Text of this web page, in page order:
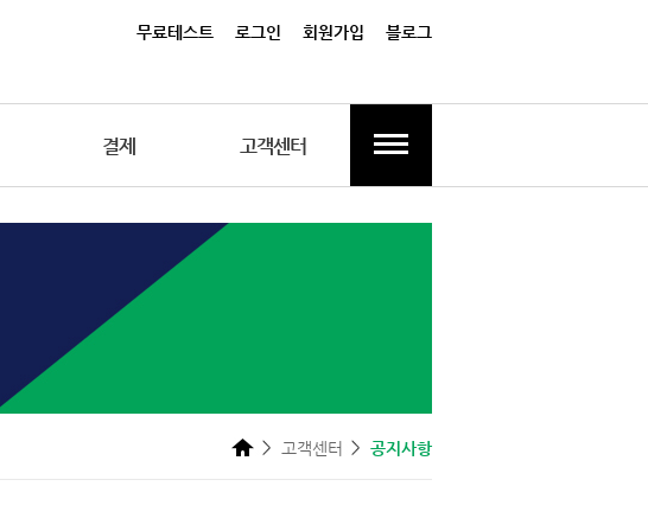
무료테스트 로그인 회원가입 블로그
결제 고객센터
고객센터 공지사항